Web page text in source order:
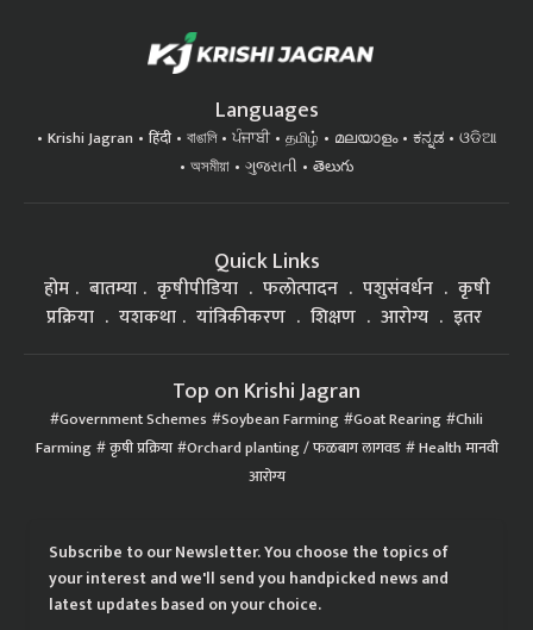
Languages
Krishi Jagran हिंदी বাঙালি ਪੰਜਾਬੀ தமிழ் മലയാളം ಕನ್ನಡ
ଓଡିଆ
অসমীয়া
ગુજરાતી తెలుగు
Quick Links
होम बातम्या कृषीपीडिया फलोत्पादन पशुसंवर्धन
कृषी
प्रक्रिया
यशकथा यांत्रिकीकरण शिक्षण आरोग्य इतर
Top on Krishi Jagran
Government Schemes Soybean Farming Goat Rearing Chili
Farming कृषी प्रक्रिया Orchard planting / फळबाग लागवड Health मानवी
आरोग्य
Subscribe to our Newsletter. You choose the topics of
your interest and we'll send you handpicked news and
latest updates based on your choice.